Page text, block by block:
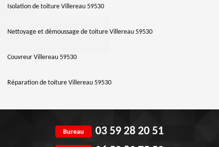
Isolation de toiture Villereau 59530
Nettoyage et démoussage de toiture Villereau 59530
Couvreur Villereau 59530
Réparation de toiture Villereau 59530
Bureau
03 59 28 20 51